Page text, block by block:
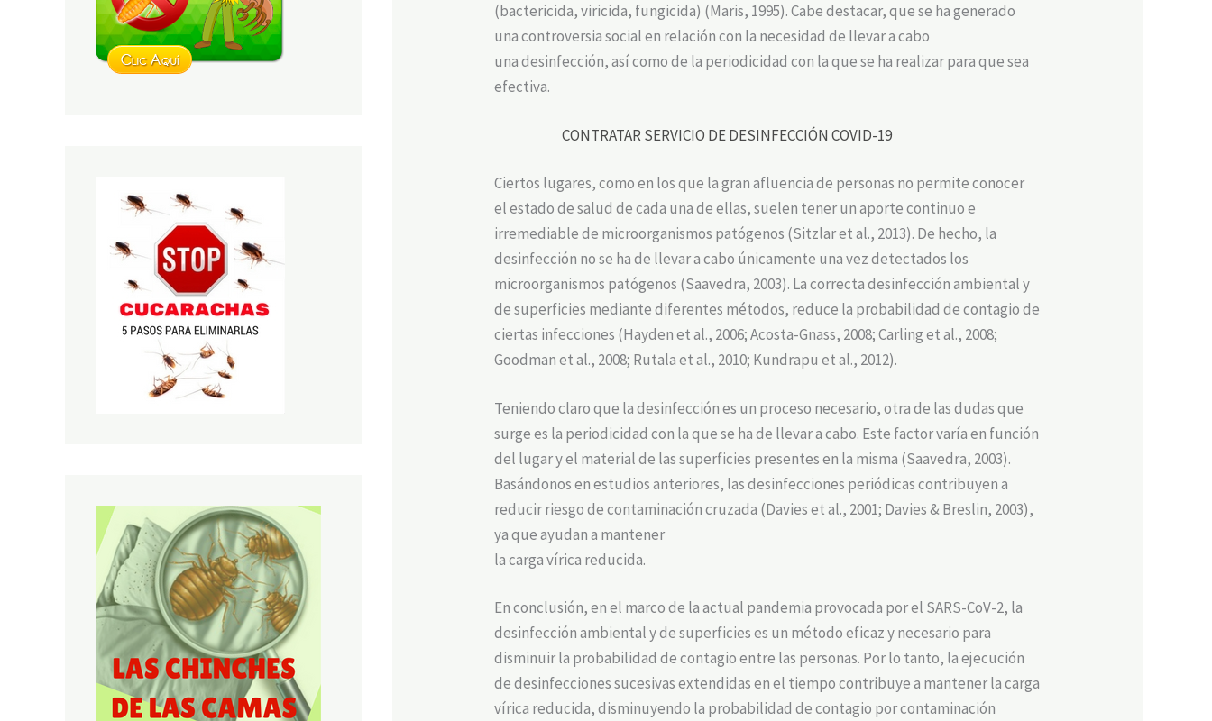
(bactericida, viricida, fungicida) (Maris, 1995). Cabe destacar, que se ha generado
una controversia social en relación con la necesidad de llevar a cabo
una desinfección, así como de la periodicidad con la que se ha realizar para que sea
efectiva.
CONTRATAR SERVICIO DE DESINFECCIÓN COVID-19
Ciertos lugares, como en los que la gran afluencia de personas no permite conocer
el estado de salud de cada una de ellas, suelen tener un aporte continuo e
irremediable de microorganismos patógenos (Sitzlar et al., 2013). De hecho, la
desinfección no se ha de llevar a cabo únicamente una vez detectados los
microorganismos patógenos (Saavedra, 2003). La correcta desinfección ambiental y
de superficies mediante diferentes métodos, reduce la probabilidad de contagio de
ciertas infecciones (Hayden et al., 2006; Acosta-Gnass, 2008; Carling et al., 2008;
Goodman et al., 2008; Rutala et al., 2010; Kundrapu et al., 2012).
Teniendo claro que la desinfección es un proceso necesario, otra de las dudas que
surge es la periodicidad con la que se ha de llevar a cabo. Este factor varía en función
del lugar y el material de las superficies presentes en la misma (Saavedra, 2003).
Basándonos en estudios anteriores, las desinfecciones periódicas contribuyen a
reducir riesgo de contaminación cruzada (Davies et al., 2001; Davies & Breslin, 2003),
ya que ayudan a mantener
la carga vírica reducida.
En conclusión, en el marco de la actual pandemia provocada por el SARS-CoV-2, la
desinfección ambiental y de superficies es un método eficaz y necesario para
disminuir la probabilidad de contagio entre las personas. Por lo tanto, la ejecución
de desinfecciones sucesivas extendidas en el tiempo contribuye a mantener la carga
vírica reducida, disminuyendo la probabilidad de contagio por contaminación